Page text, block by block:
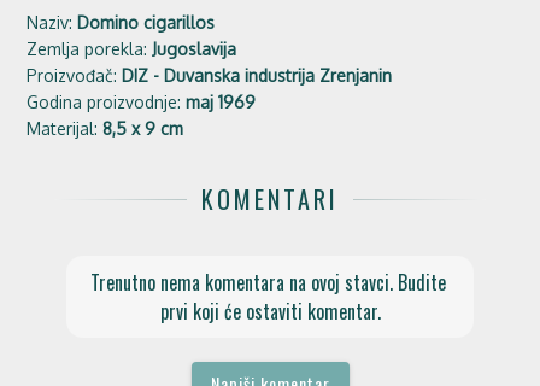
Naziv: Domino cigarillos
Zemlja porekla: Jugoslavija
Proizvođač: DIZ - Duvanska industrija Zrenjanin
Godina proizvodnje:maj 1969
Materijal:8,5 x 9 cm
KOMENTARI
Trenutno nema komentara na ovoj stavci. Budite
prvi koji će ostaviti komentar.